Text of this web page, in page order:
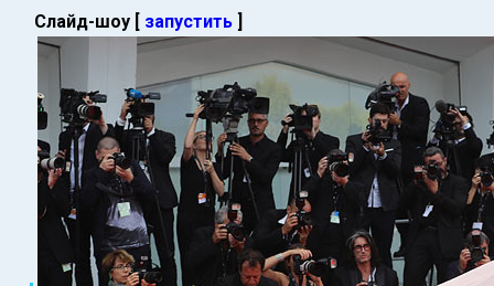
Слайд-шоу [ запустить ]